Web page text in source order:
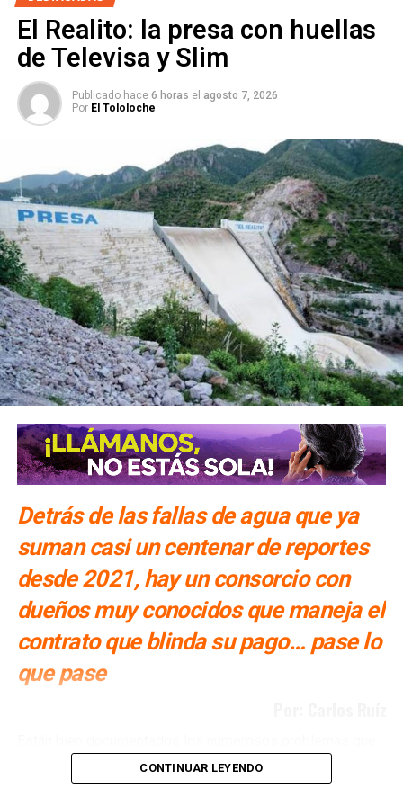
Guajardo considera regresar a consulta de militantes
para seleccionar a candidatos del PAN
El Realito: la presa con huellas
de Televisa y Slim
Publicado hace 6 horas el agosto 7, 2026
Por El Tololoche
Detrás de las fallas de agua que ya
suman casi un centenar de reportes
desde 2021, hay un consorcio con
dueños muy conocidos que maneja el
contrato que blinda su pago… pase lo
que pase
ha tenido San Luis Potosí con la Presa El Realito, un
proyecto diseñado para surtir de agua a alrededor de 46
CONTINUAR LEYENDO